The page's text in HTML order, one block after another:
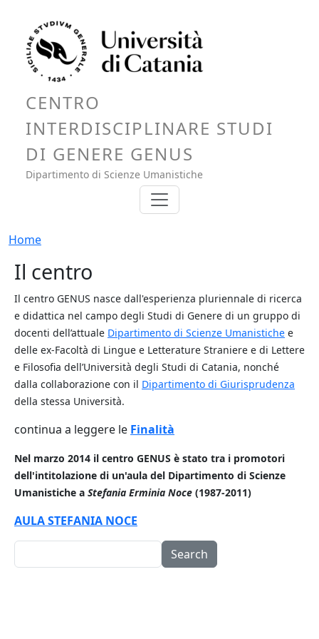
CENTRO
INTERDISCIPLINARE STUDI
DI GENERE GENUS
Dipartimento di Scienze Umanistiche
Briciole di pane
Home
Il centro
Il centro GENUS nasce dall'esperienza pluriennale di ricerca
e didattica nel campo degli Studi di Genere di un gruppo di
docenti dell’attuale Dipartimento di Scienze Umanistiche e
delle ex-Facoltà di Lingue e Letterature Straniere e di Lettere
e Filosofia dell’Università degli Studi di Catania, nonché
dalla collaborazione con il Dipartimento di Giurisprudenza
della stessa Università.
continua a leggere le Finalità
Nel marzo 2014 il centro GENUS è stato tra i promotori
dell'intitolazione di un'aula del Dipartimento di Scienze
Umanistiche a Stefania Erminia Noce (1987-2011)
AULA STEFANIA NOCE